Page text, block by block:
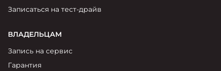
Записаться на тест-драйв
ВЛАДЕЛЬЦАМ
Запись на сервис
Гарантия